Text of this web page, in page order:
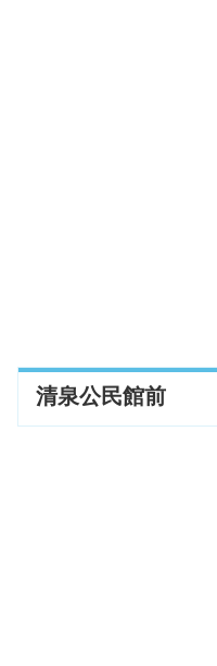
清泉公民館前